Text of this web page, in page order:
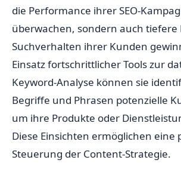
die Performance ihrer SEO-
überwachen, sondern auch tiefere
Suchverhalten ihrer Kunden
Einsatz fortschrittlicher Tools zur
Keyword-Analyse können sie
Begriffe und Phrasen potenzielle
um ihre Produkte oder
Diese Einsichten ermöglichen eine
Steuerung der Content-Strategie.